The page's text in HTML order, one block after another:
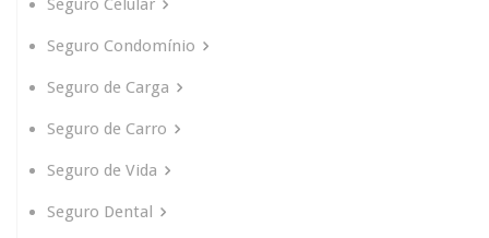
Seguro Celular
Seguro Condomínio
Seguro de Carga
Seguro de Carro
Seguro de Vida
Seguro Dental